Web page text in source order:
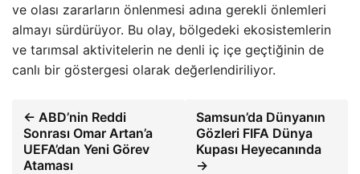
ve olası zararların önlenmesi adına gerekli önlemleri
almayı sürdürüyor. Bu olay, bölgedeki ekosistemlerin
ve tarımsal aktivitelerin ne denli iç içe geçtiğinin de
canlı bir göstergesi olarak değerlendiriliyor.
← ABD’nin Reddi
Sonrası Omar Artan’a
UEFA’dan Yeni Görev
Ataması
Samsun’da Dünyanın
Gözleri FIFA Dünya
Kupası Heyecanında
→